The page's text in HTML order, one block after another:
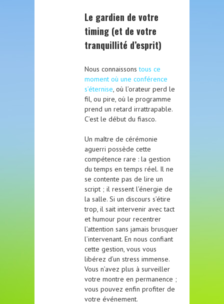
Le gardien de votre
timing (et de votre
tranquillité d’esprit)
Nous connaissonstous ce
moment où une conférence
s’éternise, où l’orateur perd le
fil, ou pire, où le programme
prend un retard irrattrapable.
C’est le début du fiasco.
Un maître de cérémonie
aguerri possède cette
compétence rare : la gestion
du temps en temps réel. Il ne
se contente pas de lire un
script ; il ressent l’énergie de
la salle. Si un discours s’étire
trop, il sait intervenir avec tact
et humour pour recentrer
l’attention sans jamais brusquer
l’intervenant. En nous confiant
cette gestion, vous vous
libérez d’un stress immense.
Vous n’avez plus à surveiller
votre montre en permanence ;
vous pouvez enfin profiter de
votre événement.